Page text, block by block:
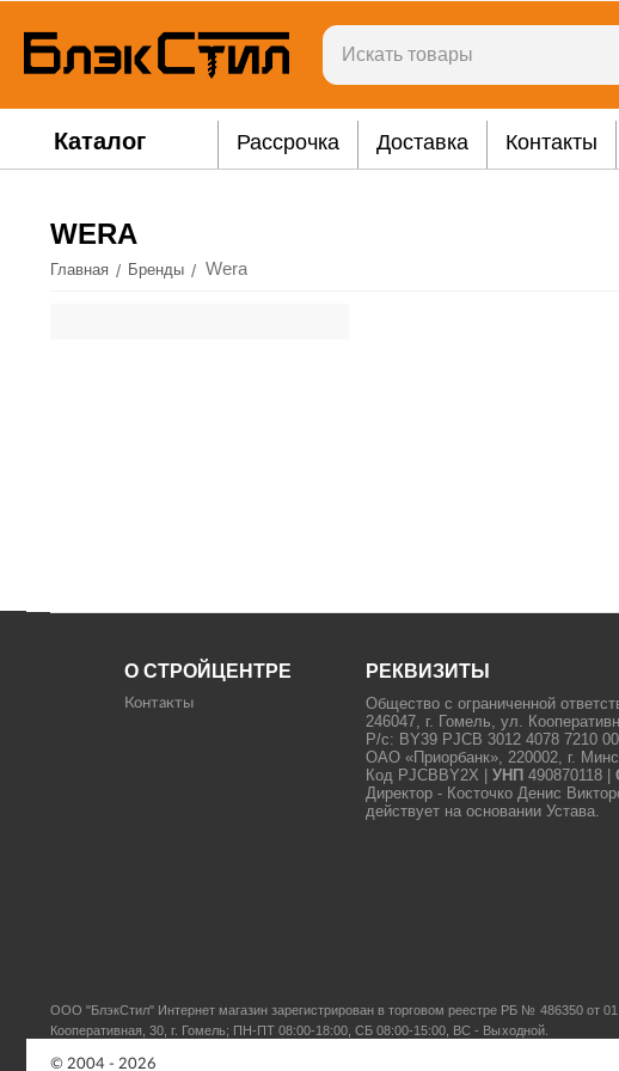
Каталог Рассрочка Доставка Контакты
WERA
Главная / Бренды / Wera
О СТРОЙЦЕНТРЕ
Контакты
РЕКВИЗИТЫ
Общество с ограниченной
246047, г. Гомель, ул.
Р/с: BY39 PJCB 3012 4078 7210
ОАО «Приорбанк», 220002, г.
Код PJCBBY2X |УНП 490870118 |
Директор - Косточко Денис
действует на основании Устава.
ООО "БлэкСтил" Интернет магазин зарегистрирован в торговом реестре РБ № 486350 от
Кооперативная, 30, г. Гомель; ПН-ПТ 08:00-18:00, СБ 08:00-15:00, ВС - Выходной.
© 2004 - 2026